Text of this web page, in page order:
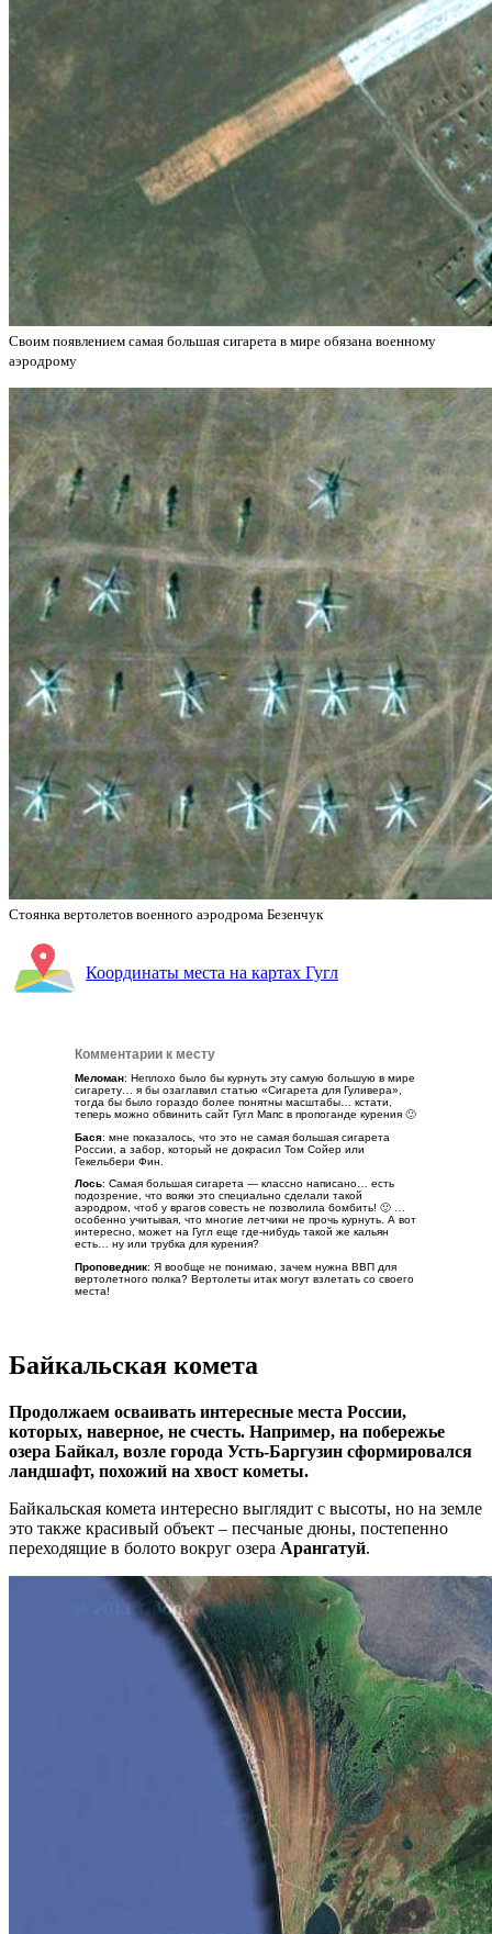
Своим появлением самая большая сигарета в мире обязана военному
аэродрому
Стоянка вертолетов военного аэродрома Безенчук
Координаты места на картах Гугл
Комментарии к месту
Меломан: Неплохо было бы курнуть эту самую большую в мире
сигарету… я бы озаглавил статью «Сигарета для Гуливера»,
тогда бы было гораздо более понятны масштабы… кстати,
теперь можно обвинить сайт Гугл Мапс в пропоганде курения 🙂
Бася: мне показалось, что это не самая большая сигарета
России, а забор, который не докрасил Том Сойер или
Гекельбери Фин.
Лось: Самая большая сигарета — классно написано… есть
подозрение, что вояки это специально сделали такой
аэродром, чтоб у врагов совесть не позволила бомбить! 🙂 …
особенно учитывая, что многие летчики не прочь курнуть. А вот
интересно, может на Гугл еще где-нибудь такой же кальян
есть… ну или трубка для курения?
Проповедник: Я вообще не понимаю, зачем нужна ВВП для
вертолетного полка? Вертолеты итак могут взлетать со своего
места!
Байкальская комета
Продолжаем осваивать интересные места России,
которых, наверное, не счесть. Например, на побережье
озера Байкал, возле города Усть-Баргузин сформировался
ландшафт, похожий на хвост кометы.
Байкальская комета интересно выглядит с высоты, но на земле
это также красивый объект – песчаные дюны, постепенно
переходящие в болото вокруг озера Арангатуй.